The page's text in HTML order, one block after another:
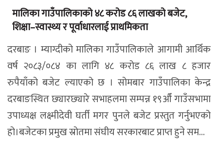
मालिका गाउँपालिकाको ४८ करोड ८६ लाखको बजेट,
शिक्षा–स्वास्थ्य र पूर्वाधारलाई प्राथमिकता
दरबाङ । म्याग्दीको मालिका गाउँपालिकाले आगामी आर्थिक
वर्ष २०८३/०८४ का लागि ४८ करोड ८६ लाख ८ हजार
रुपैयाँको बजेट ल्याएको छ । सोमबार गाउँपालिका केन्द्र
दरबाङस्थित छ्यारछ्यारे सभाहलमा सम्पन्न १९औँ गाउँसभामा
उपाध्यक्ष लक्ष्मीदेवी घर्ती मगर पुनले बजेट प्रस्तुत गर्नुभएको
हो।बजेटका प्रमुख स्रोतमा संघीय सरकारबाट प्राप्त हुने सम...